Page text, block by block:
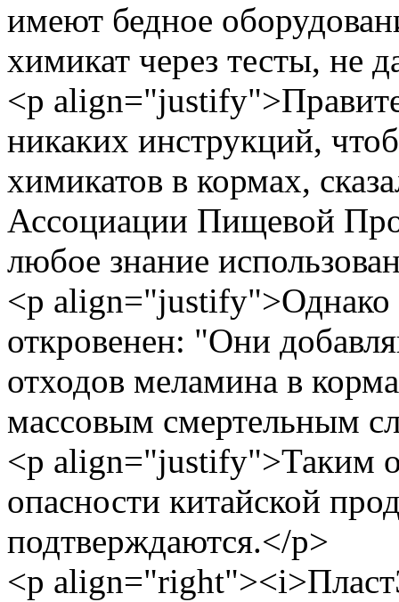
имеют бедное
химикат через тесты, не
<p
никаких инструкций,
химикатов в кормах,
Ассоциации Пищевой
любое знание
<p align="justify">Однако
откровенен: "Они
отходов меламина в
массовым смертельным
<p align="justify">Таким
опасности китайской
подтверждаются.</p>
<p